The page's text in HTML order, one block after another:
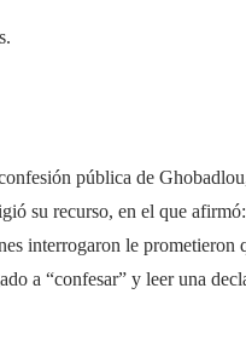
pública de
su recurso, en el que
interrogaron le prometieron
a “confesar” y leer una